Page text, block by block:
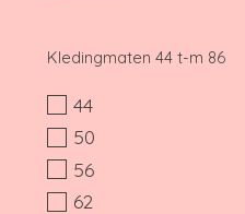
Kledingmaten 44 t-m 86
44
50
56
62